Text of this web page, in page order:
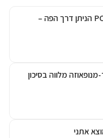
מחקר מבוקר־פלצבו במעכב PCSK9 הניתן דרך הפה –
מלווה בסיכון
אתני